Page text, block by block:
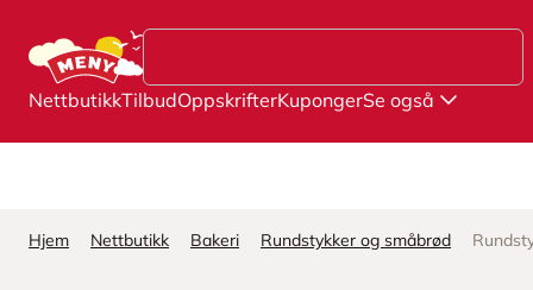
NettbutikkTilbudOppskrifterKupongerSe også
Hjem Nettbutikk Bakeri Rundstykker og småbrød